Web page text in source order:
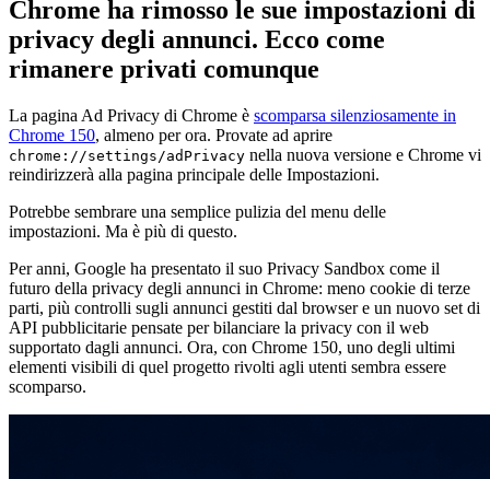
Chrome ha rimosso le sue impostazioni di
privacy degli annunci. Ecco come
rimanere privati comunque
La pagina Ad Privacy di Chrome è scomparsa silenziosamente in
Chrome 150, almeno per ora. Provate ad aprire
chrome://settings/adPrivacy nella nuova versione e Chrome vi
reindirizzerà alla pagina principale delle Impostazioni.
Potrebbe sembrare una semplice pulizia del menu delle
impostazioni. Ma è più di questo.
Per anni, Google ha presentato il suo Privacy Sandbox come il
futuro della privacy degli annunci in Chrome: meno cookie di terze
parti, più controlli sugli annunci gestiti dal browser e un nuovo set di
API pubblicitarie pensate per bilanciare la privacy con il web
supportato dagli annunci. Ora, con Chrome 150, uno degli ultimi
elementi visibili di quel progetto rivolti agli utenti sembra essere
scomparso.